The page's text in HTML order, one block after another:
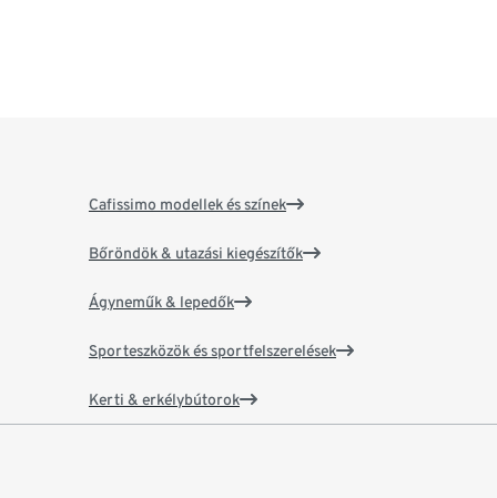
Cafissimo modellek és színek
Bőröndök & utazási kiegészítők
Ágyneműk & lepedők
Sporteszközök és sportfelszerelések
Kerti & erkélybútorok